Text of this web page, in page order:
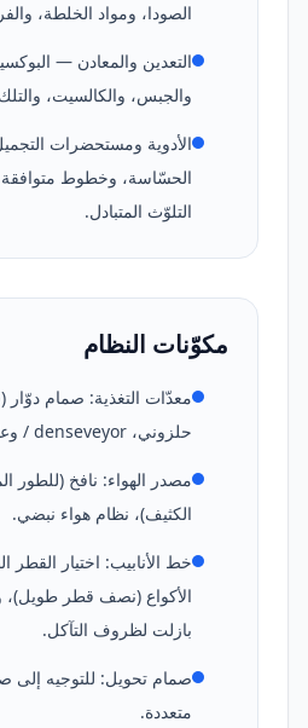
الصودا، ومواد الخلطة،
التعدين والمعادن —
والجبس، والكالسيت،
الأدوية ومستحضرات
التلوّث المتبادل.
مكوّنات النظام
معدّات التغذية: صمام
حلزوني، denseveyor / وعاء إرسال.
مصدر الهواء: نافخ (للطور
الكثيف)، نظام هواء نبضي.
خط الأنابيب: اختيار القطر
الأكواع (نصف قطر طويل)،
بازلت لظروف التآكل.
صمام تحويل: للتوجيه
متعددة.